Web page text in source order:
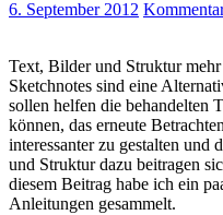
6. September 2012
Text, Bilder und Struktur
Sketchnotes sind eine
sollen helfen die behandelten
können, das erneute
interessanter zu gestalten
und Struktur dazu beitragen
diesem Beitrag habe ich ein
Anleitungen gesammelt.